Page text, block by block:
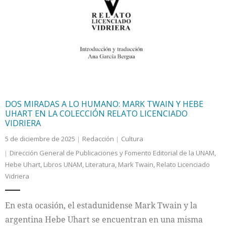
DOS MIRADAS A LO HUMANO: MARK TWAIN Y HEBE
UHART EN LA COLECCIÓN RELATO LICENCIADO
VIDRIERA
5 de diciembre de 2025 Redacción
Cultura
Dirección General de Publicaciones y Fomento Editorial de la UNAM,
Hebe Uhart, Libros UNAM, Literatura, Mark Twain, Relato Licenciado
Vidriera
En esta ocasión, el estadunidense Mark Twain y la
argentina Hebe Uhart se encuentran en una misma